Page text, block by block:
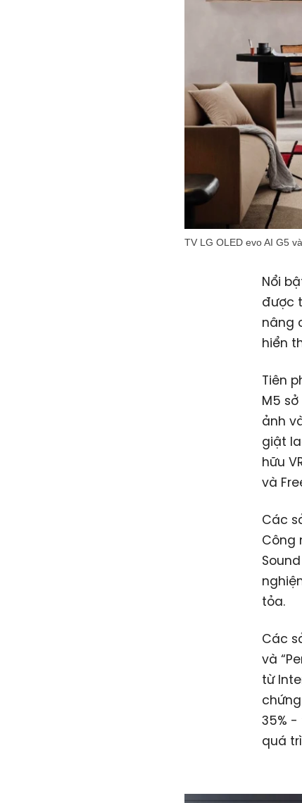
TV LG OLED evo AI G5
Nổi
được
nâng
hiển
Tiên
M5
ảnh
giật
hữu
và
Các
Công
tỏa.
Các
và
từ
35%
quá